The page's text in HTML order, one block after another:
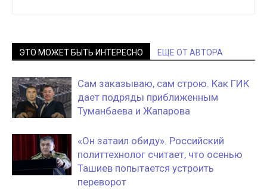
ЭТО МОЖЕТ БЫТЬ ИНТЕРЕСНО ЕЩЕ ОТ АВТОРА
Сам заказываю, сам строю. Как ГИК
дает подряды приближенным
Туманбаева и Жапарова
«Он затаил обиду». Российский
политтехнолог считает, что осенью
Ташиев попытается устроить
переворот